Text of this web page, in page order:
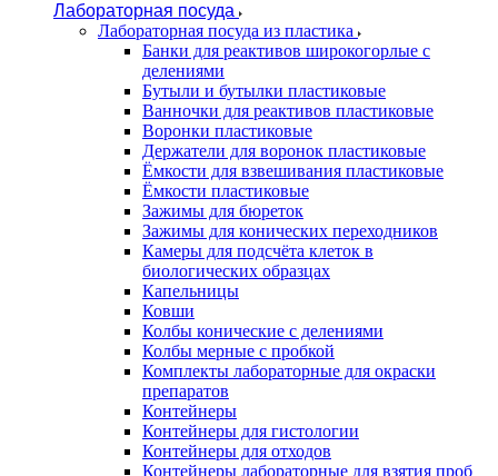
Лабораторная посуда
Лабораторная посуда из пластика
Банки для реактивов широкогорлые с
делениями
Бутыли и бутылки пластиковые
Ванночки для реактивов пластиковые
Воронки пластиковые
Держатели для воронок пластиковые
Ёмкости для взвешивания пластиковые
Ёмкости пластиковые
Зажимы для бюреток
Зажимы для конических переходников
Камеры для подсчёта клеток в
биологических образцах
Капельницы
Ковши
Колбы конические с делениями
Колбы мерные с пробкой
Комплекты лабораторные для окраски
препаратов
Контейнеры
Контейнеры для гистологии
Контейнеры для отходов
Контейнеры лабораторные для взятия проб